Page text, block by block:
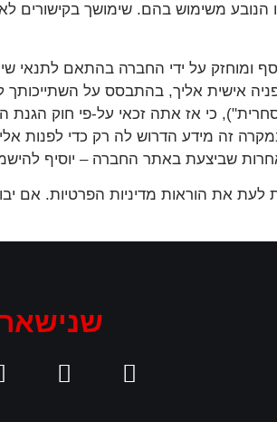
הנובע משימוש בהם. שימושך בקישורים
אישית אליך, בהתבסס על השתייכותך
זה מידע הדרוש לה רק כדי לפנות
שביצעת באתר החברה – יוסיף
לעת את הוראות מדיניות הפרטיות. אם